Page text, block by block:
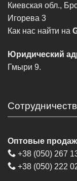
Киевская обл.,
Игорева 3
Как нас найти на
Юридический
Гмыри 9.
Оптовые
+38 (050) 267
+38 (050) 222